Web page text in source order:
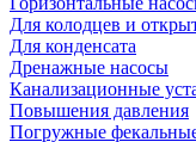
Для колодцев и
Для конденсата
Дренажные насосы
Канализационные
Повышения давления
Погружные